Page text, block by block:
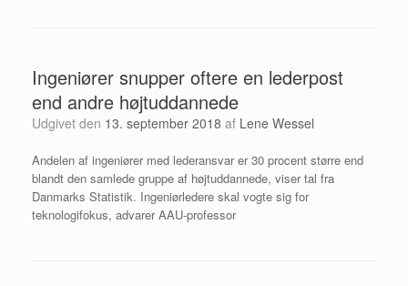
Ingeniører snupper oftere en lederpost
end andre højtuddannede
Udgivet den 13. september 2018 af Lene Wessel
Andelen af ingeniører med lederansvar er 30 procent større end
blandt den samlede gruppe af højtuddannede, viser tal fra
Danmarks Statistik. Ingeniørledere skal vogte sig for
teknologifokus, advarer AAU-professor